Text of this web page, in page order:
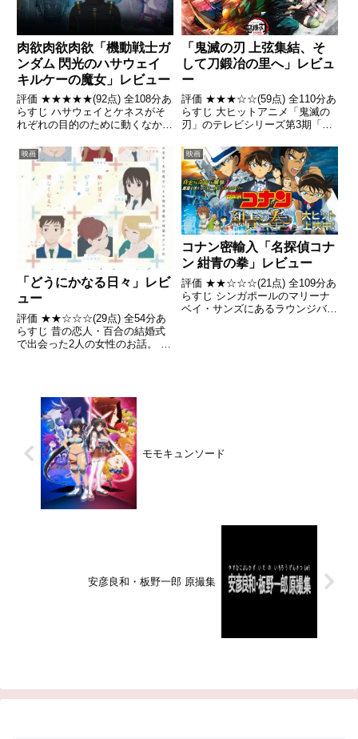
肉欲肉欲肉欲「機動戦士ガ
ンダム 閃光のハサウェイ
キルケーの魔女」レビュー
評価 ★★★★★(92点) 全108分あ
らすじ ハサウェイとケネスがそ
れぞれの目的のために動くなか、
ンコンへと旅立つ。 引用-
Wikipedia
「鬼滅の刃 上弦集結、そ
して刀鍛冶の里へ」レビュ
ー
評価 ★★★☆☆(59点) 全110分あ
らすじ 大ヒットアニメ「鬼滅の
刃」のテレビシリーズ第3期「刀
年4月）を前に、第2期「遊郭
編」の第10、11話と「刀鍛冶の
里編」の第1話を特別劇場上映。
引用- Wikip...
映画
「どうにかなる日々」レビ
ュー
評価 ★★☆☆☆(29点) 全54分あ
らすじ 昔の恋人・百合の結婚式
で出会った2人の女性のお話。 引
映画
コナン密輸入「名探偵コナ
ン 紺青の拳」レビュー
評価 ★★☆☆☆(21点) 全109分あ
らすじ シンガポールのマリーナ
ベイ・サンズにあるラウンジバー
モモキュンソード
安彦良和・板野一郎 原撮集